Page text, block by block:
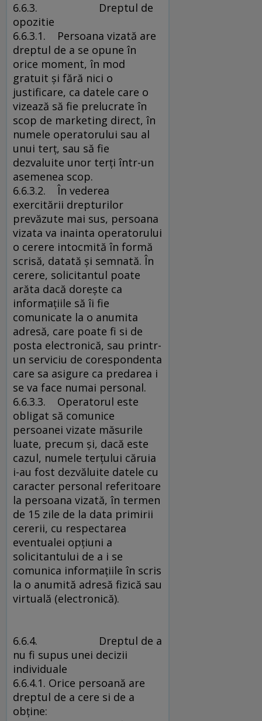
6.6.3. Dreptul de
opozitie
6.6.3.1. Persoana vizată are
dreptul de a se opune în
orice moment, în mod
gratuit şi fără nici o
justificare, ca datele care o
vizează să fie prelucrate în
scop de marketing direct, în
numele operatorului sau al
unui terţ, sau să fie
dezvaluite unor terţi într-un
asemenea scop.
6.6.3.2. În vederea
exercitării drepturilor
prevăzute mai sus, persoana
vizata va inainta operatorului
o cerere intocmită în formă
scrisă, datată şi semnată. În
cerere, solicitantul poate
arăta dacă doreşte ca
informaţiile să îi fie
comunicate la o anumita
adresă, care poate fi si de
posta electronică, sau printr-
un serviciu de corespondenta
care sa asigure ca predarea i
se va face numai personal.
6.6.3.3. Operatorul este
obligat să comunice
persoanei vizate măsurile
luate, precum şi, dacă este
cazul, numele terţului căruia
i-au fost dezvăluite datele cu
caracter personal referitoare
la persoana vizată, în termen
de 15 zile de la data primirii
cererii, cu respectarea
eventualei opţiuni a
solicitantului de a i se
comunica informaţiile în scris
la o anumită adresă fizică sau
virtuală (electronică).
6.6.4. Dreptul de a
nu fi supus unei decizii
individuale
6.6.4.1. Orice persoană are
dreptul de a cere si de a
obţine: